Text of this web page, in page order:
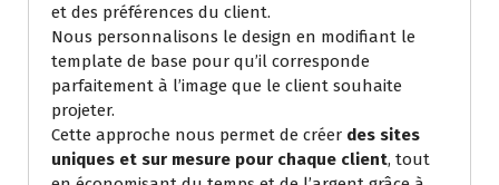
et des préférences du client.
Nous personnalisons le design en modifiant le
template de base pour qu’il corresponde
parfaitement à l’image que le client souhaite
projeter.
Cette approche nous permet de créer des sites
uniques et sur mesure pour chaque client, tout